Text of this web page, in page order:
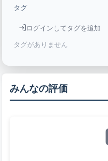
タグ
ログインしてタグを追加
タグがありません
みんなの評価